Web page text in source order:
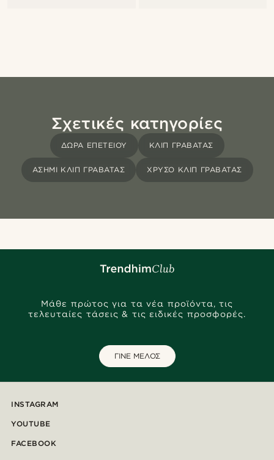
Σχετικές κατηγορίες
ΔΏΡΑ ΕΠΕΤΕΊΟΥ ΚΛΙΠ ΓΡΑΒΆΤΑΣ
ΑΣΗΜΙ ΚΛΙΠ ΓΡΑΒΑΤΑΣ ΧΡΥΣΟ ΚΛΙΠ ΓΡΑΒΑΤΑΣ
Μάθε πρώτος για τα νέα προϊόντα, τις
τελευταίες τάσεις & τις ειδικές προσφορές.
ΓΙΝΕ ΜΕΛΟΣ
INSTAGRAM
YOUTUBE
FACEBOOK